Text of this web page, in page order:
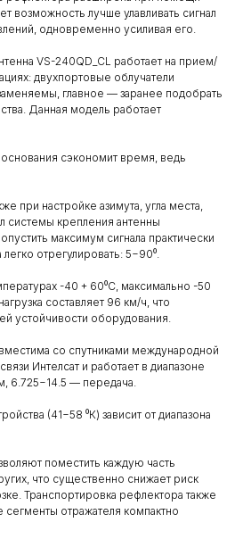
возможность лучше улавливать сигнал
одновременно усиливая его.
VS-240QD_CL работает на прием/
двухпортовые облучатели
главное — заранее подобрать
Данная модель работает
сэкономит время, ведь
при настройке азимута, угла места,
системы крепления антенны
максимум сигнала практически
отрегулировать: 5−90⁰.
-40 + 60⁰С, максимально -50
составляет 96 км/ч, что
устойчивости оборудования.
со спутниками международной
Интелсат и работает в диапазоне
6.725−14.5 — передача.
(41−58 ⁰К) зависит от диапазона
поместить каждую часть
что существенно снижает риск
Транспортировка рефлектора также
отражателя компактно